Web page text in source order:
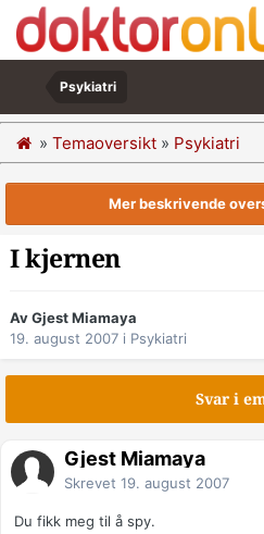
Psykiatri
» Temaoversikt » Psykiatri
Mer beskrivende
I kjernen
Av Gjest Miamaya
19. august 2007 i Psykiatri
Svar i
Gjest Miamaya
Skrevet 19. august 2007
Du fikk meg til å spy.